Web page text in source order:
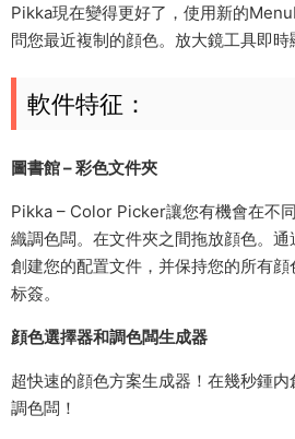
Pikka現在變得更好了，使用新的
問您最近複制的顔色。放大鏡工具即時
軟件特征：
圖書館 – 彩色文件夾
Pikka – Color Picker讓您有機會在不
織調色闆。在文件夾之間拖放顔色。通
創建您的配置文件，并保持您的所有
标簽。
顔色選擇器和調色闆生成器
超快速的顔色方案生成器！在幾秒鍾
調色闆！